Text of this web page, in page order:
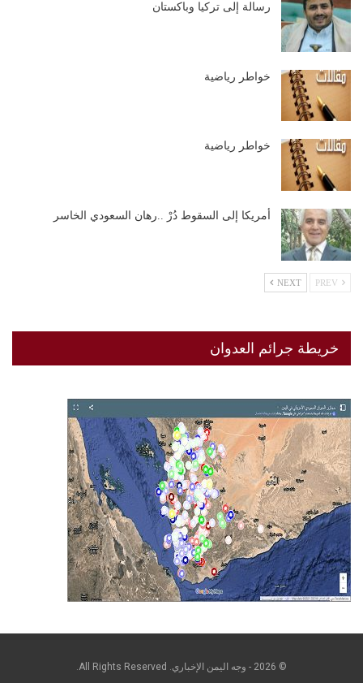
رسالة إلى تركيا وباكستان
خواطر رياضية
خواطر رياضية
أمريكا إلى السقوط دُرْ ..رهان السعودي الخاسر
NEXT
خريطة جرائم العدوان
© 2026 - وجه اليمن الإخباري. All Rights Reserved.